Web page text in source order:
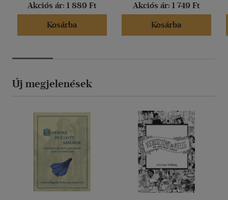
Akciós ár: 1 889 Ft
Kosárba
Akciós ár: 1 749 Ft
Kosárba
Új megjelenések